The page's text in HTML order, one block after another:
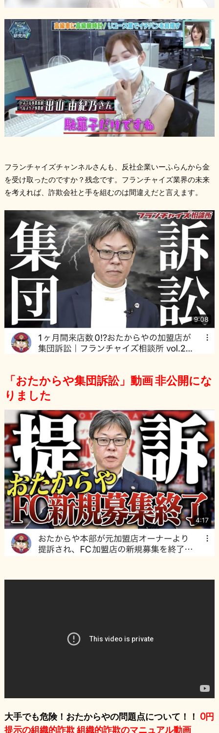
フランチャイズチャンネルさんも、反社企業いーふらんから金
を受け取ったのですか？残念です。フランチャイズ業界の未来
を考えれば、詐欺会社と手を組むのは間違えだと言えます。
「おたからや集団訴訟」動画 非公開にな
りました
大手でも危険！おたからやの問題点について！！ 0円
提示の組織的詐欺 組織的詐欺のマニュアル動画